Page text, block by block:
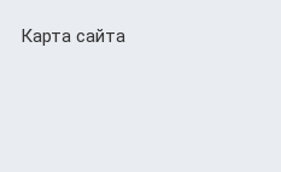
Карта сайта